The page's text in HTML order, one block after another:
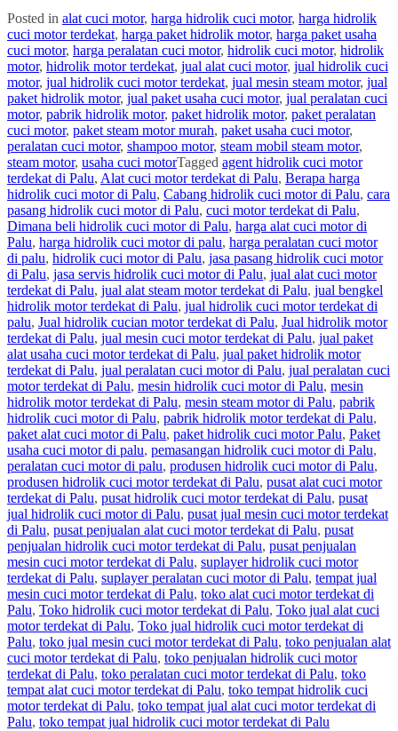
Posted in alat cuci motor, harga hidrolik cuci motor, harga hidrolik
cuci motor terdekat, harga paket hidrolik motor, harga paket usaha
cuci motor, harga peralatan cuci motor, hidrolik cuci motor, hidrolik
motor, hidrolik motor terdekat, jual alat cuci motor, jual hidrolik cuci
motor, jual hidrolik cuci motor terdekat, jual mesin steam motor, jual
paket hidrolik motor, jual paket usaha cuci motor, jual peralatan cuci
motor, pabrik hidrolik motor, paket hidrolik motor, paket peralatan
cuci motor, paket steam motor murah, paket usaha cuci motor,
peralatan cuci motor, shampoo motor, steam mobil steam motor,
steam motor, usaha cuci motorTagged agent hidrolik cuci motor
terdekat di Palu, Alat cuci motor terdekat di Palu, Berapa harga
hidrolik cuci motor di Palu, Cabang hidrolik cuci motor di Palu, cara
pasang hidrolik cuci motor di Palu, cuci motor terdekat di Palu,
Dimana beli hidrolik cuci motor di Palu, harga alat cuci motor di
Palu, harga hidrolik cuci motor di palu, harga peralatan cuci motor
di palu, hidrolik cuci motor di Palu, jasa pasang hidrolik cuci motor
di Palu, jasa servis hidrolik cuci motor di Palu, jual alat cuci motor
terdekat di Palu, jual alat steam motor terdekat di Palu, jual bengkel
hidrolik motor terdekat di Palu, jual hidrolik cuci motor terdekat di
palu, Jual hidrolik cucian motor terdekat di Palu, Jual hidrolik motor
terdekat di Palu, jual mesin cuci motor terdekat di Palu, jual paket
alat usaha cuci motor terdekat di Palu, jual paket hidrolik motor
terdekat di Palu, jual peralatan cuci motor di Palu, jual peralatan cuci
motor terdekat di Palu, mesin hidrolik cuci motor di Palu, mesin
hidrolik motor terdekat di Palu, mesin steam motor di Palu, pabrik
hidrolik cuci motor di Palu, pabrik hidrolik motor terdekat di Palu,
paket alat cuci motor di Palu, paket hidrolik cuci motor Palu, Paket
usaha cuci motor di palu, pemasangan hidrolik cuci motor di Palu,
peralatan cuci motor di palu, produsen hidrolik cuci motor di Palu,
produsen hidrolik cuci motor terdekat di Palu, pusat alat cuci motor
terdekat di Palu, pusat hidrolik cuci motor terdekat di Palu, pusat
jual hidrolik cuci motor di Palu, pusat jual mesin cuci motor terdekat
di Palu, pusat penjualan alat cuci motor terdekat di Palu, pusat
penjualan hidrolik cuci motor terdekat di Palu, pusat penjualan
mesin cuci motor terdekat di Palu, suplayer hidrolik cuci motor
terdekat di Palu, suplayer peralatan cuci motor di Palu, tempat jual
mesin cuci motor terdekat di Palu, toko alat cuci motor terdekat di
Palu, Toko hidrolik cuci motor terdekat di Palu, Toko jual alat cuci
motor terdekat di Palu, Toko jual hidrolik cuci motor terdekat di
Palu, toko jual mesin cuci motor terdekat di Palu, toko penjualan alat
cuci motor terdekat di Palu, toko penjualan hidrolik cuci motor
terdekat di Palu, toko peralatan cuci motor terdekat di Palu, toko
tempat alat cuci motor terdekat di Palu, toko tempat hidrolik cuci
motor terdekat di Palu, toko tempat jual alat cuci motor terdekat di
Palu, toko tempat jual hidrolik cuci motor terdekat di Palu